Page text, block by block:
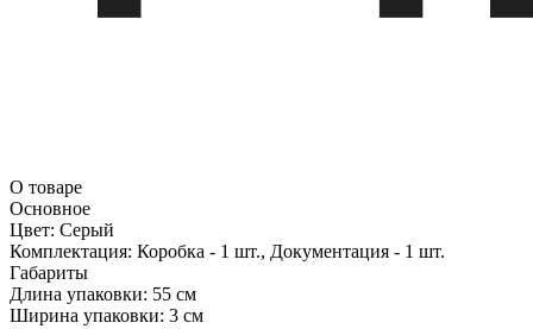
О товаре
Основное
Цвет: Серый
Комплектация: Коробка - 1 шт., Документация - 1 шт.
Габариты
Длина упаковки: 55 см
Ширина упаковки: 3 см